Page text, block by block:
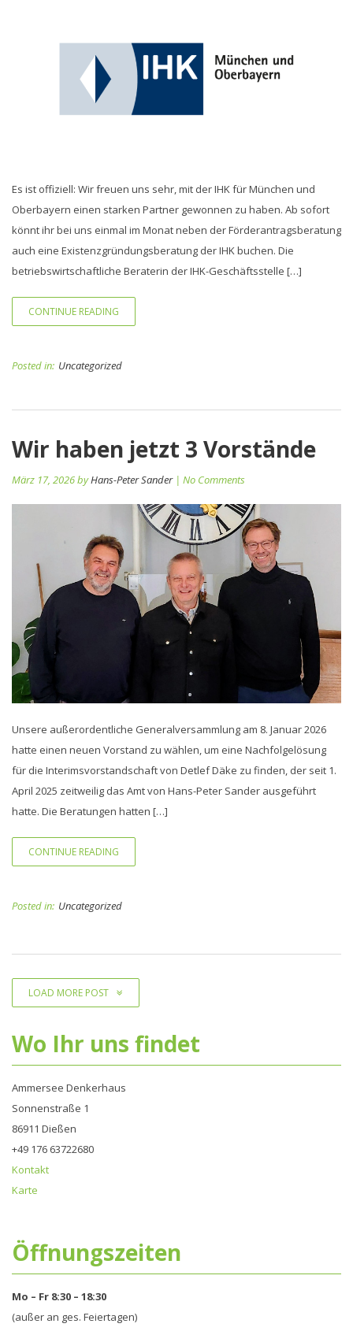
Es ist offiziell: Wir freuen uns sehr, mit der IHK für München und
Oberbayern einen starken Partner gewonnen zu haben. Ab sofort
könnt ihr bei uns einmal im Monat neben der Förderantragsberatung
auch eine Existenzgründungsberatung der IHK buchen. Die
betriebswirtschaftliche Beraterin der IHK-Geschäftsstelle […]
CONTINUE READING
Posted in: Uncategorized
Wir haben jetzt 3 Vorstände
März 17, 2026 byHans-Peter Sander| No Comments
Unsere außerordentliche Generalversammlung am 8. Januar 2026
hatte einen neuen Vorstand zu wählen, um eine Nachfolgelösung
für die Interimsvorstandschaft von Detlef Däke zu finden, der seit 1.
April 2025 zeitweilig das Amt von Hans-Peter Sander ausgeführt
hatte. Die Beratungen hatten […]
CONTINUE READING
Posted in: Uncategorized
LOAD MORE POST
Wo Ihr uns findet
Ammersee Denkerhaus
Sonnenstraße 1
86911 Dießen
+49 176 63722680‬
Kontakt
Karte
Öffnungszeiten
Mo – Fr 8:30 – 18:30
(außer an ges. Feiertagen)